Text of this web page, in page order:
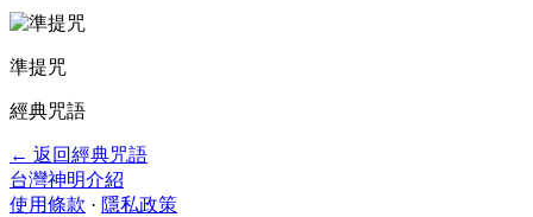
準提咒
經典咒語
← 返回經典咒語
台灣神明介紹
使用條款 · 隱私政策